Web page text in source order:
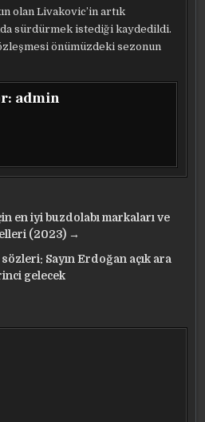
olan Livakovic’in artık
sürdürmek istediği kaydedildi.
önümüzdeki sezonun
admin
en iyi buzdolabı markaları ve
(2023) →
Sayın Erdoğan açık ara
gelecek